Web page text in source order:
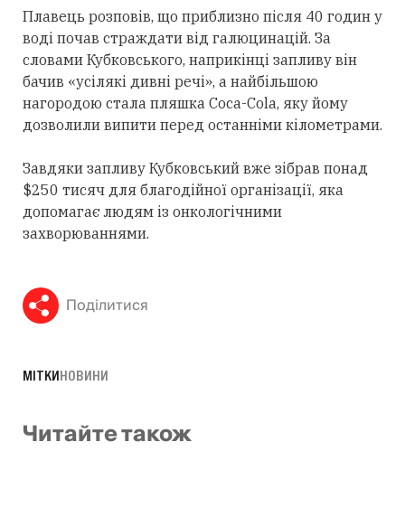
Плавець розповів, що приблизно після 40 годин у
воді почав страждати від галюцинацій. За
словами Кубковського, наприкінці запливу він
бачив «усілякі дивні речі», а найбільшою
нагородою стала пляшка Coca-Cola, яку йому
дозволили випити перед останніми кілометрами.
Завдяки запливу Кубковський вже зібрав понад
$250 тисяч для благодійної організації, яка
допомагає людям із онкологічними
захворюваннями.
Поділитися
МІТКИНОВИНИ
Читайте також